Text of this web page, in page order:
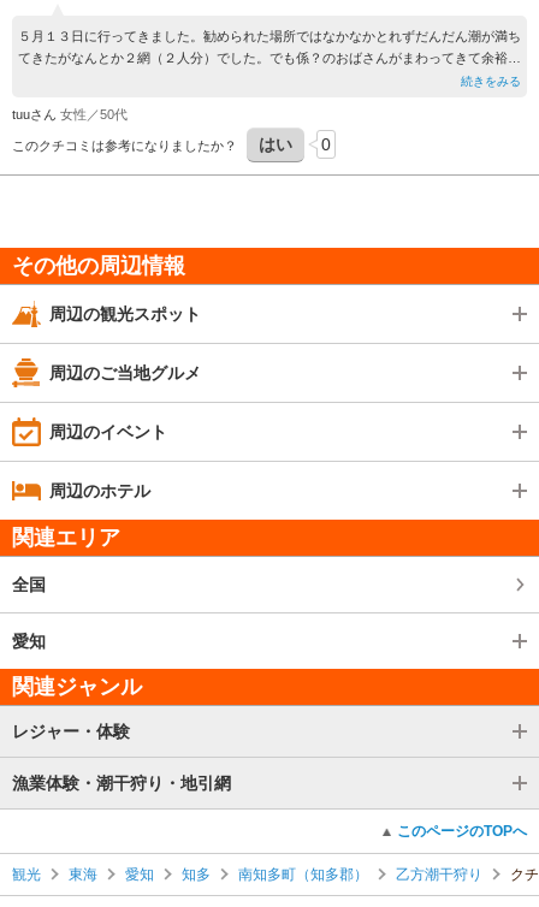
５月１３日に行ってきました。勧められた場所ではなかなかとれずだんだん潮が満ち
てきたがなんとか２網（２人分）でした。でも係？のおばさんがまわってきて余裕の
あった網いっぱいにしてくださいました。ずっと昔はもっともっと大粒ですぐに網い
した。
続きをみる
tuuさん 女性／50代
このクチコミは参考になりましたか？ はい 0
その他の周辺情報
周辺の観光スポット
周辺のご当地グルメ
周辺のイベント
周辺のホテル
関連エリア
全国
愛知
関連ジャンル
レジャー・体験
漁業体験・潮干狩り・地引網
このページのTOPへ
観光 東海 愛知 知多 南知多町（知多郡） 乙方潮干狩り ク